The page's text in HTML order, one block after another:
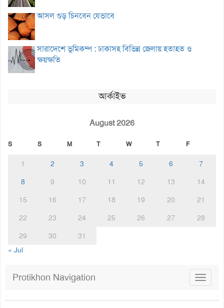
আসল গুড় চিনবেন যেভাবে
সারাদেশে ভূমিকম্প : ঢাকাসহ বিভিন্ন জেলায় হতাহত ও
ক্ষয়ক্ষতি
আর্কাইভ
August 2026
S S M T W T F
1 2 3 4 5 6
7
8
9 10 11 12 13
14
15
16 17 18 19 20
21
22
23 24 25 26 27
28
29
30
31
« Jul
Toggle
Protikhon Navigation